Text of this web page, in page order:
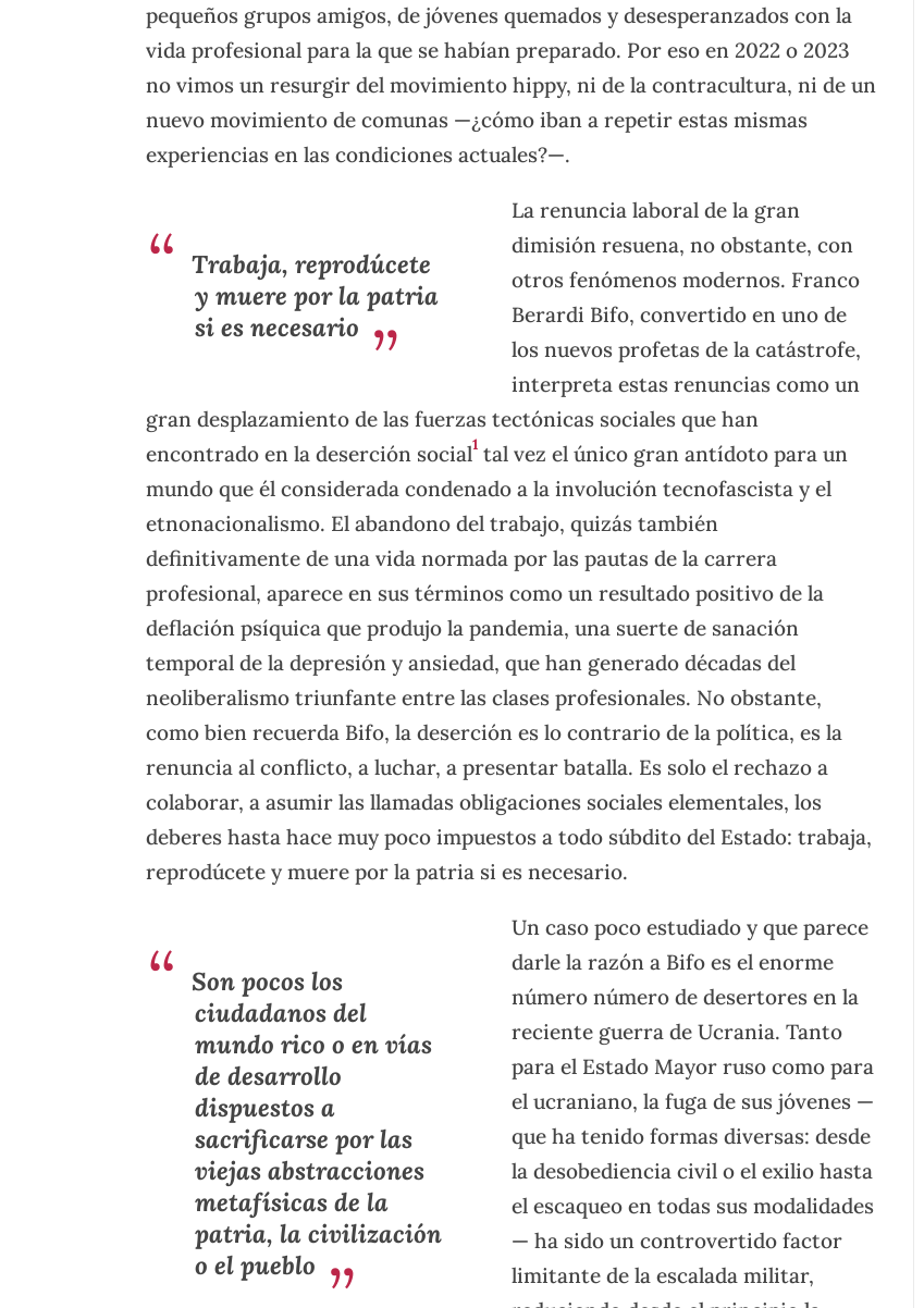
pequeños grupos amigos, de jóvenes quemados y desesperanzados con la
vida profesional para la que se habían preparado. Por eso en 2022 o 2023
no vimos un resurgir del movimiento hippy, ni de la contracultura, ni de un
nuevo movimiento de comunas —¿cómo iban a repetir estas mismas
experiencias en las condiciones actuales?—.
Trabaja, reprodúcete
y muere por la patria
si es necesario
La renuncia laboral de la gran
dimisión resuena, no obstante, con
otros fenómenos modernos. Franco
Berardi Bifo, convertido en uno de
los nuevos profetas de la catástrofe,
interpreta estas renuncias como un
gran desplazamiento de las fuerzas tectónicas sociales que han
encontrado en la deserción social1 tal vez el único gran antídoto para un
mundo que él considerada condenado a la involución tecnofascista y el
etnonacionalismo. El abandono del trabajo, quizás también
definitivamente de una vida normada por las pautas de la carrera
profesional, aparece en sus términos como un resultado positivo de la
deflación psíquica que produjo la pandemia, una suerte de sanación
temporal de la depresión y ansiedad, que han generado décadas del
neoliberalismo triunfante entre las clases profesionales. No obstante,
como bien recuerda Bifo, la deserción es lo contrario de la política, es la
renuncia al conflicto, a luchar, a presentar batalla. Es solo el rechazo a
colaborar, a asumir las llamadas obligaciones sociales elementales, los
deberes hasta hace muy poco impuestos a todo súbdito del Estado: trabaja,
reprodúcete y muere por la patria si es necesario.
Son pocos los
ciudadanos del
mundo rico o en vías
de desarrollo
dispuestos a
sacrificarse por las
viejas abstracciones
metafísicas de la
patria, la civilización
o el pueblo
Un caso poco estudiado y que parece
darle la razón a Bifo es el enorme
número número de desertores en la
reciente guerra de Ucrania. Tanto
para el Estado Mayor ruso como para
el ucraniano, la fuga de sus jóvenes —
que ha tenido formas diversas: desde
la desobediencia civil o el exilio hasta
el escaqueo en todas sus modalidades
— ha sido un controvertido factor
limitante de la escalada militar,